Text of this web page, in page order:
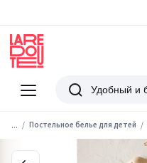
Меню
Redoute
Поиск
... Постельное белье для детей